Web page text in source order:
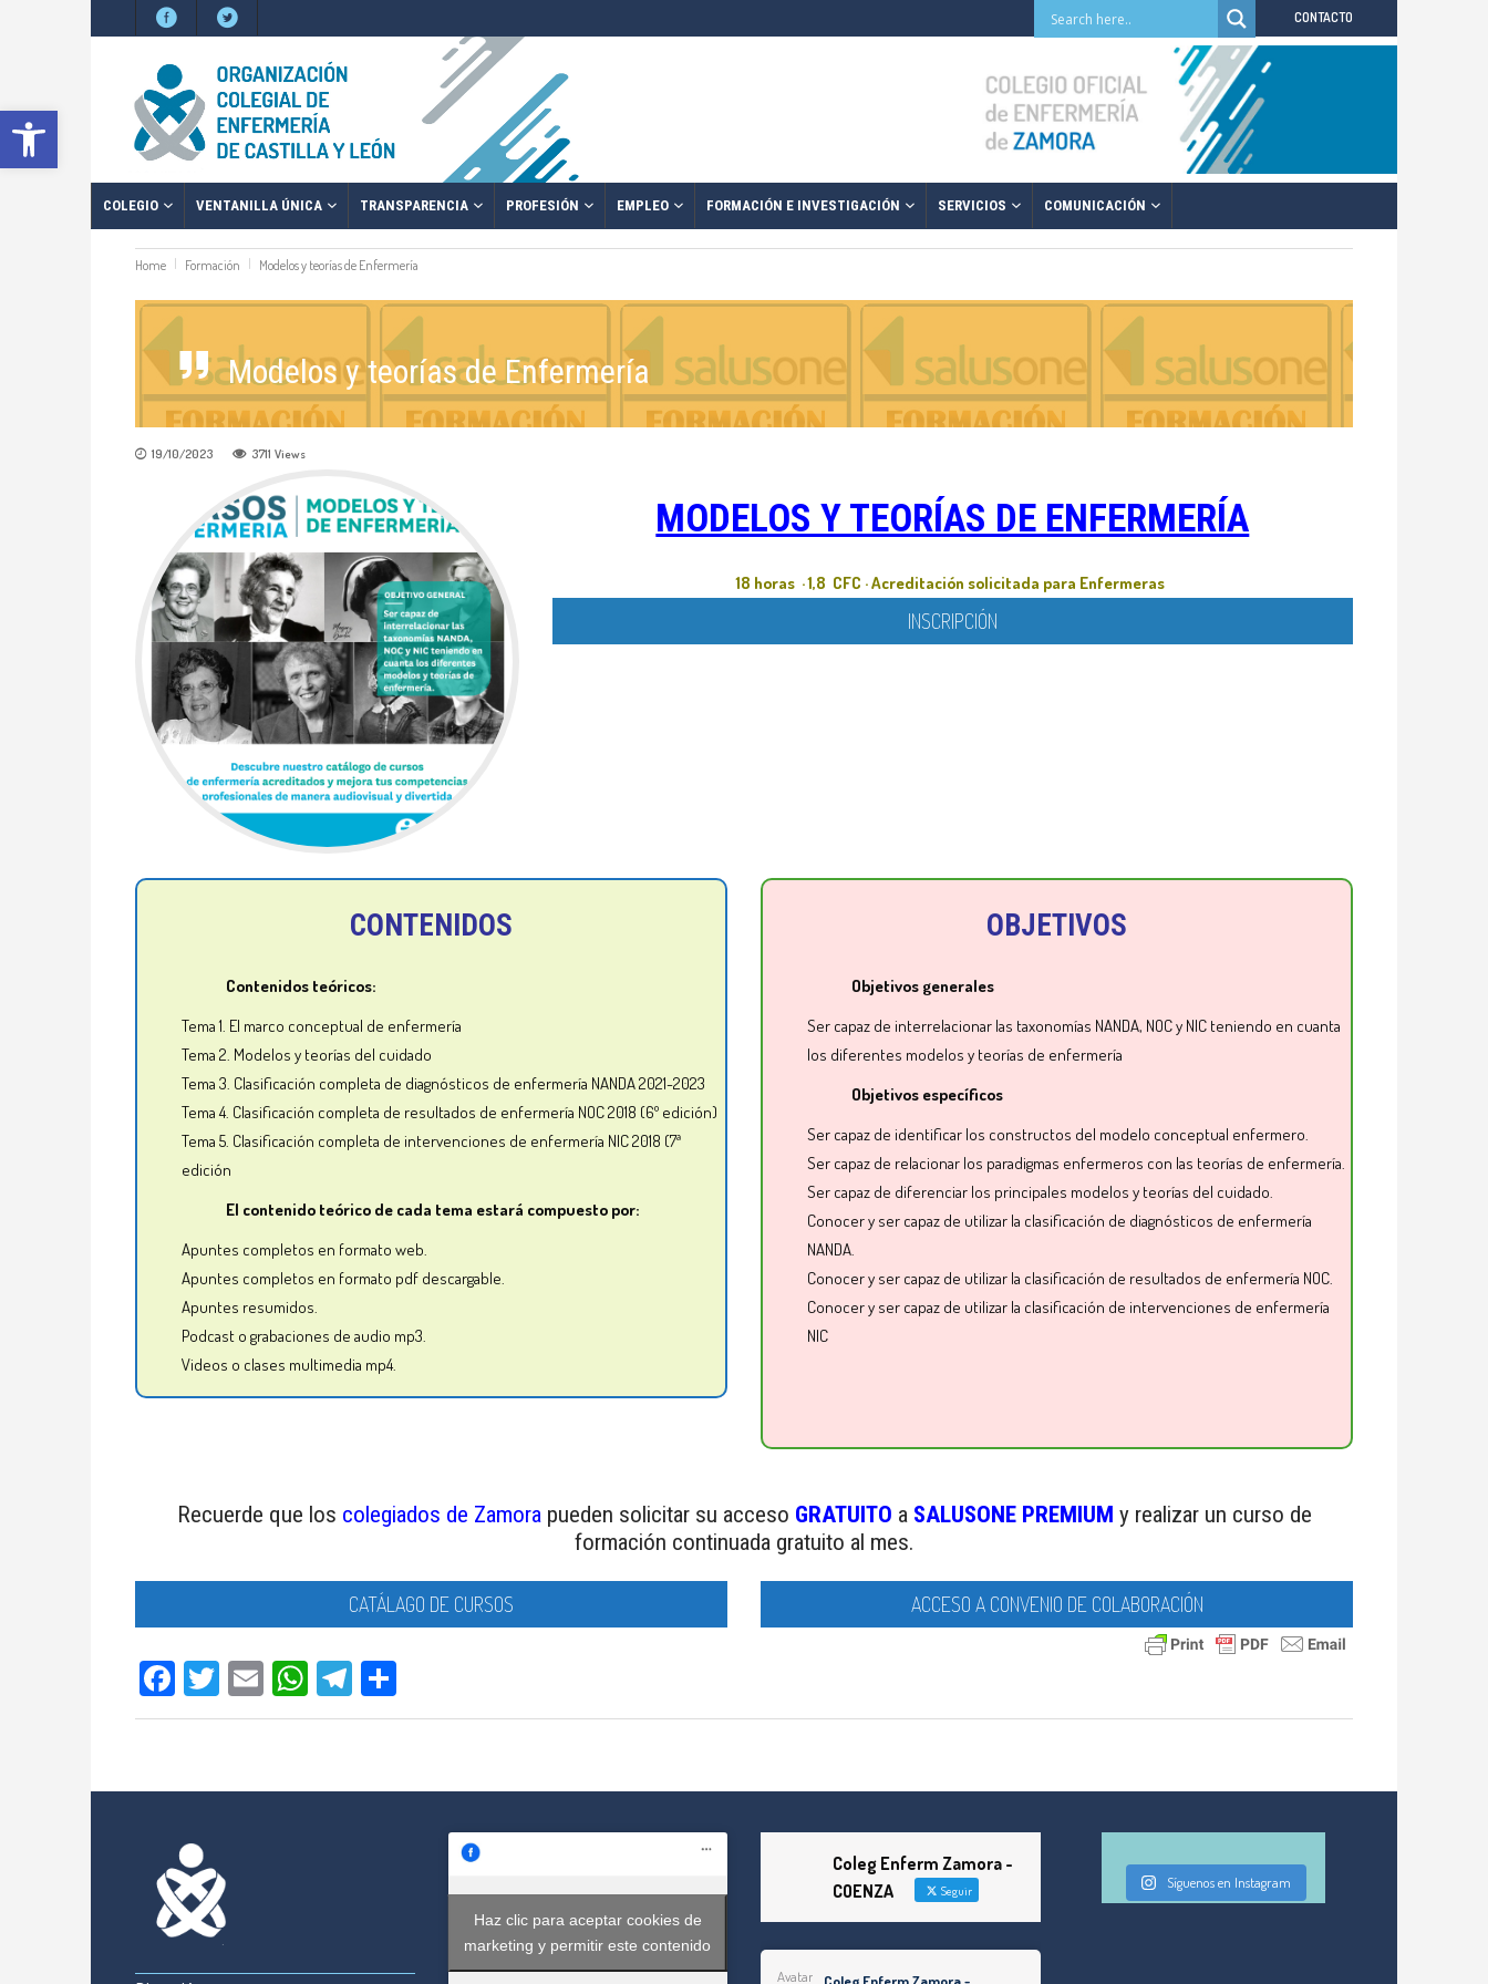
Abrir barra de herramientas
CONTACTO
COLEGIO VENTANILLA ÚNICA TRANSPARENCIA PROFESIÓN EMPLEO FORMACIÓN E INVESTIGACIÓN SERVICIOS COMUNICACIÓN
Home Formación Modelos y teorías de Enfermería
Modelos y teorías de Enfermería
19/10/2023 3711 Views
MODELOS Y TEORÍAS DE ENFERMERÍA
18 horas · 1,8 CFC · Acreditación solicitada para Enfermeras
INSCRIPCIÓN
CONTENIDOS
Contenidos teóricos:
Tema 1. El marco conceptual de enfermería
Tema 2. Modelos y teorías del cuidado
Tema 3. Clasificación completa de diagnósticos de enfermería NANDA 2021-2023
Tema 4. Clasificación completa de resultados de enfermería NOC 2018 (6º edición)
Tema 5. Clasificación completa de intervenciones de enfermería NIC 2018 (7ª
edición
El contenido teórico de cada tema estará compuesto por:
Apuntes completos en formato web.
Apuntes completos en formato pdf descargable.
Apuntes resumidos.
Podcast o grabaciones de audio mp3.
Videos o clases multimedia mp4.
OBJETIVOS
Objetivos generales
Ser capaz de interrelacionar las taxonomías NANDA, NOC y NIC teniendo en cuanta
los diferentes modelos y teorías de enfermería
Objetivos específicos
Ser capaz de identificar los constructos del modelo conceptual enfermero.
Ser capaz de relacionar los paradigmas enfermeros con las teorías de enfermería.
Ser capaz de diferenciar los principales modelos y teorías del cuidado.
Conocer y ser capaz de utilizar la clasificación de diagnósticos de enfermería
NANDA.
Conocer y ser capaz de utilizar la clasificación de resultados de enfermería NOC
Conocer y ser capaz de utilizar la clasificación de intervenciones de enfermería
NIC
Recuerde que los colegiados de Zamora pueden solicitar su acceso GRATUITO a SALUSONE PREMIUM y realizar un curso de
formación continuada gratuito al mes.
CATÁLAGO DE CURSOS ACCESO A CONVENIO DE COLABORACIÓN
Facebook
TwitterEmailWhatsApp
Telegram
Haz clic para aceptar cookies de
marketing y permitir este contenido
Coleg Enferm Zamora -
COENZA
Seguir
Avatar Coleg Enferm Zamora -
Síguenos en Instagram